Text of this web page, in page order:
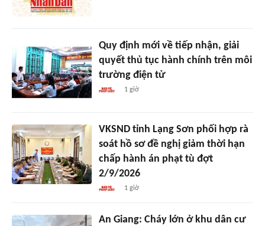
Quy định mới về tiếp nhận, giải
quyết thủ tục hành chính trên môi
trường điện tử
1 giờ
VKSND tỉnh Lạng Sơn phối hợp rà
soát hồ sơ đề nghị giảm thời hạn
chấp hành án phạt tù đợt
2/9/2026
1 giờ
An Giang: Cháy lớn ở khu dân cư